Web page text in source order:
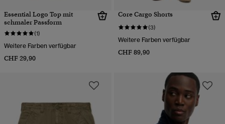
Essential Logo Top mit
schmaler Passform
(1)
Weitere Farben verfügbar
CHF 29,90
Core Cargo Shorts
(3)
Weitere Farben verfügbar
CHF 89,90